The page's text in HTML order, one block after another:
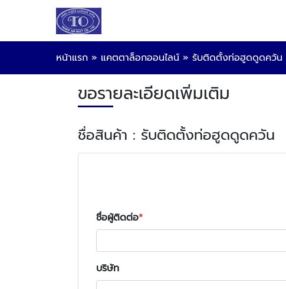
หน้าแรก » แคตตาล็อกออนไลน์ » รับติดตั้งท่อฮูดดูดควัน
ขอรายละเอียดเพิ่มเติม
ชื่อสินค้า : รับติดตั้งท่อฮูดดูดควัน
ชื่อผู้ติดต่อ
บริษัท